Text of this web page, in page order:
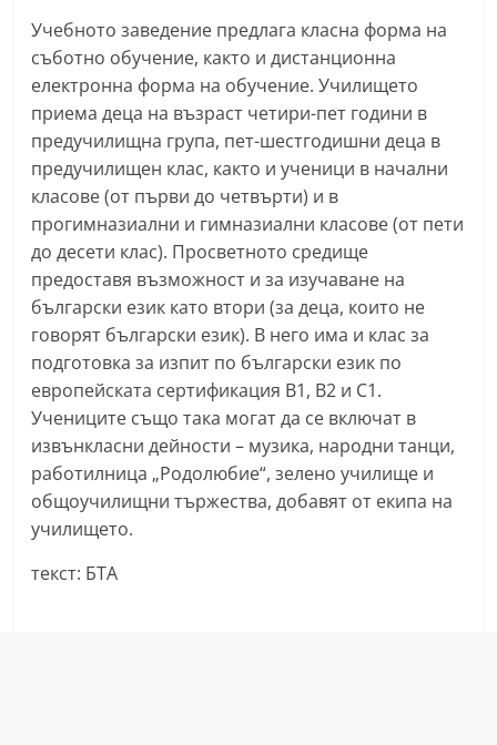
g
.
i
n
f
o
,
a
l
l
e
r
y
-
Учебното заведение предлага класна форма на
съботно обучение, както и дистанционна
електронна форма на обучение. Училището
приема деца на възраст четири-пет години в
предучилищна група, пет-шестгодишни деца в
предучилищен клас, както и ученици в начални
класове (от първи до четвърти) и в
прогимназиални и гимназиални класове (от пети
до десети клас). Просветното средище
предоставя възможност и за изучаване на
български език като втори (за деца, които не
говорят български език). В него има и клас за
подготовка за изпит по български език по
европейската сертификация В1, B2 и C1.
Учениците също така могат да се включат в
извънкласни дейности – музика, народни танци,
работилница „Родолюбие“, зелено училище и
общоучилищни тържества, добавят от екипа на
училището.
текст: БТА